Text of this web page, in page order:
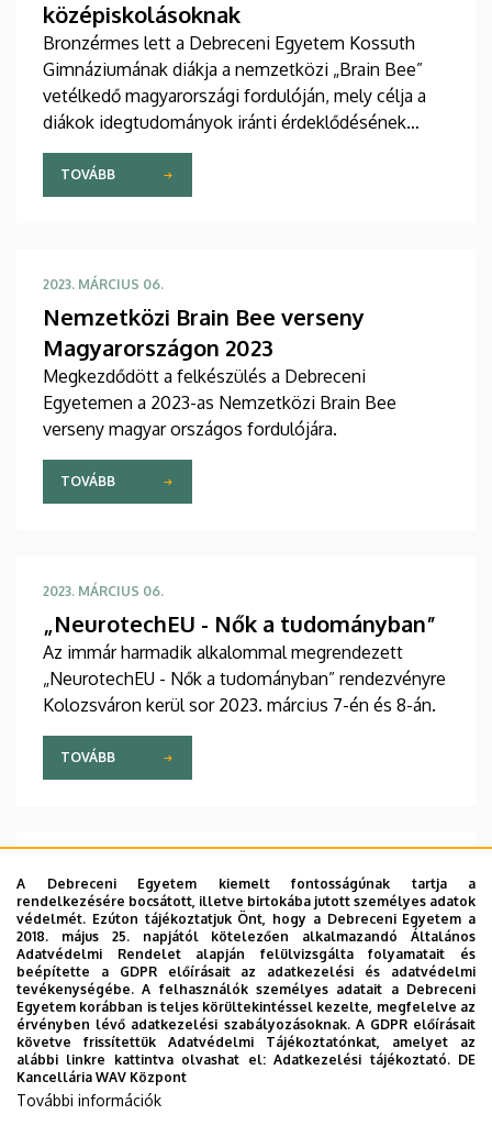
középiskolásoknak
Bronzérmes lett a Debreceni Egyetem Kossuth
Gimnáziumának diákja a nemzetközi „Brain Bee”
vetélkedő magyarországi fordulóján, mely célja a
diákok idegtudományok iránti érdeklődésének
felkeltése és arra ösztönzése, hogy ezen a
területén helyezkedjenek el.
TOVÁBB
2023. MÁRCIUS 06.
Nemzetközi Brain Bee verseny
Magyarországon 2023
Megkezdődött a felkészülés a Debreceni
Egyetemen a 2023-as Nemzetközi Brain Bee
verseny magyar országos fordulójára.
TOVÁBB
2023. MÁRCIUS 06.
„NeurotechEU - Nők a tudományban”
Az immár harmadik alkalommal megrendezett
„NeurotechEU - Nők a tudományban” rendezvényre
Kolozsváron kerül sor 2023. március 7-én és 8-án.
TOVÁBB
NeurotechEU előadássorozat Ph.D.
témavezetők szakmai
továbbképzésére
A sikeres doktori képzés feltétele a témavezetők
megfelelő szakmai felkészültsége. A NeurotechEU
ingyenes előadássorozata jelenlegi és leendő Ph.D.
témavezetőknek szól, heti rendszerességgel,
interaktív online foglalkozásokon keretében.
A Debreceni Egyetem kiemelt fontosságúnak tartja a
rendelkezésére bocsátott, illetve birtokába jutott személyes adatok
védelmét. Ezúton tájékoztatjuk Önt, hogy a Debreceni Egyetem a
2018. május 25. napjától kötelezően alkalmazandó Általános
Adatvédelmi Rendelet alapján felülvizsgálta folyamatait és
beépítette a GDPR előírásait az adatkezelési és adatvédelmi
tevékenységébe. A felhasználók személyes adatait a Debreceni
Egyetem korábban is teljes körültekintéssel kezelte, megfelelve az
érvényben lévő adatkezelési szabályozásoknak. A GDPR előírásait
követve frissítettük Adatvédelmi Tájékoztatónkat, amelyet az
alábbi linkre kattintva olvashat el:Adatkezelési tájékoztató. DE
Kancellária WAV Központ
További információk